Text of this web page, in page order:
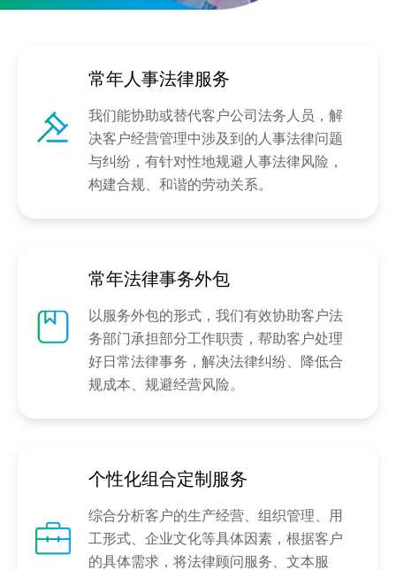
常年人事法律服务
我们能协助或替代客户公司法务人员，解
决客户经营管理中涉及到的人事法律问题
与纠纷，有针对性地规避人事法律风险，
构建合规、和谐的劳动关系。
常年法律事务外包
以服务外包的形式，我们有效协助客户法
务部门承担部分工作职责，帮助客户处理
好日常法律事务，解决法律纠纷、降低合
规成本、规避经营风险。
个性化组合定制服务
综合分析客户的生产经营、组织管理、用
工形式、企业文化等具体因素，根据客户
的具体需求，将法律顾问服务、文本服